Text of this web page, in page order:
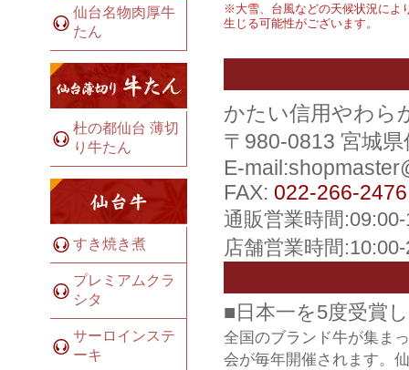
仙台名物肉厚牛
たん
杜の都仙台 薄切
り牛たん
すき焼き煮
プレミアムクラ
シタ
サーロインステ
ーキ
※大雪、台風などの天候状況によ
生じる可能性がございます。
かたい信用やわ
〒980-0813 宮城
E-
FAX: 022-266-2476
通販営業時間
店舗営業時間
■日本一を5度受賞
全国のブランド牛が集ま
会が毎年開催されます。